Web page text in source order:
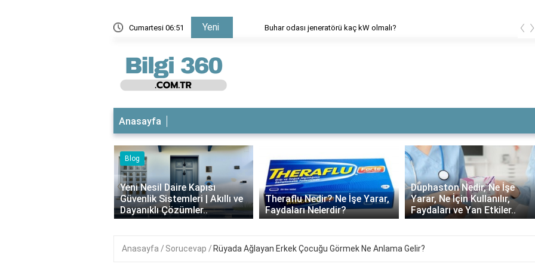
Cumartesi 06:51 Yeni
ve Taşımacılıkta Önemli Bir Kavram Buhar odası jeneratörü kaç kW olmalı? ‹ ›
Anasayfa
Yeni Nesil Daire Kapısı
Güvenlik Sistemleri | Akıllı ve
Dayanıklı Çözümler..
Theraflu Nedir? Ne İşe Yarar,
Faydaları Nelerdir?
Duphaston Nedir, Ne İşe
Yarar, Ne İçin Kullanılır,
Faydaları ve Yan Etkiler..
Daflon ne
kullanılmalı?
‹
Anasayfa Sorucevap Rüyada Ağlayan Erkek Çocuğu Görmek Ne Anlama Gelir?